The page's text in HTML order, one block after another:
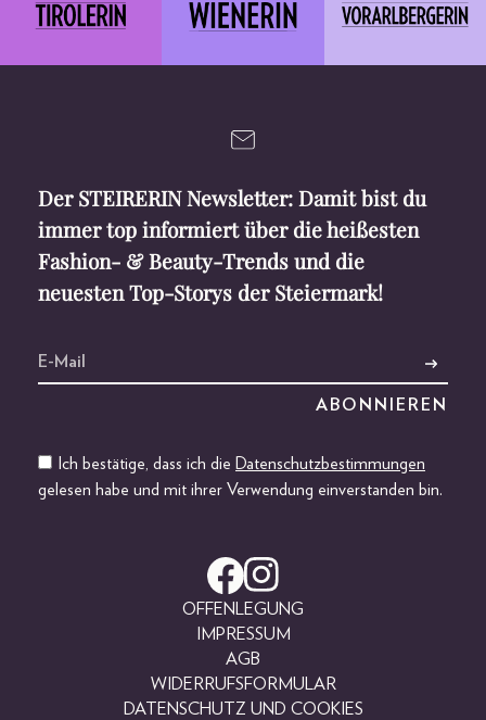
Der STEIRERIN Newsletter: Damit bist du
immer top informiert über die heißesten
Fashion- & Beauty-Trends und die
neuesten Top-Storys der Steiermark!
Ich bestätige, dass ich die Datenschutzbestimmungen
gelesen habe und mit ihrer Verwendung einverstanden bin.
OFFENLEGUNG
IMPRESSUM
AGB
WIDERRUFSFORMULAR
DATENSCHUTZ UND COOKIES